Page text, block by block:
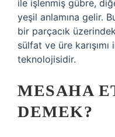
ile işlenmiş gübre,
yeşil anlamına gelir.
bir parçacık
sülfat ve üre
teknolojisidir.
MESAHA
DEMEK?